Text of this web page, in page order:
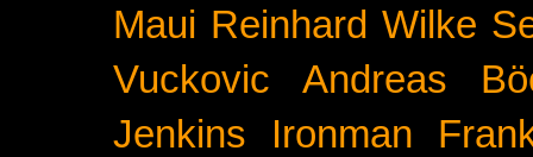
Maui Reinhard Wilke
Vuckovic
Andreas
Jenkins
Ironman